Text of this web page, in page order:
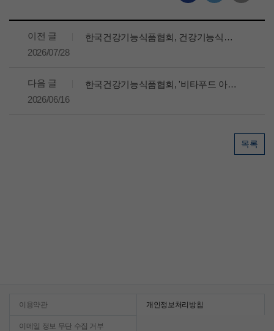
이전 글
한국건강기능식품협회, 건강기능식품 산업 ESG·공급망 대응 특별교육 무료 개최
2026/07/28
다음 글
한국건강기능식품협회, '비타푸드 아시아 2026' 연계 해외진출 지원사업 운영
2026/06/16
목록
이용약관 개인정보처리방침
이메일 정보 무단 수집 거부